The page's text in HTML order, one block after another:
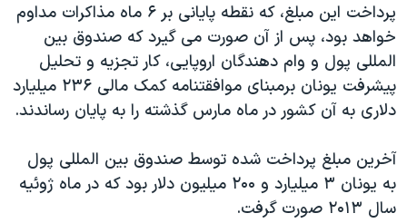
تریبونال مردمی آبان ۹۸
دادگاه حمید نوری
چهل سال گروگان‌گیری
قانون شفافیت دارائی کادر رهبری ایران
اسرائیل در جنگ
نرگس محمدی برنده جایزه نوبل صلح
پرداخت اين مبلغ، که نقطه پايانی بر ۶ ماه مذاکرات مداوم
خواهد بود، پس از آن صورت می گيرد که صندوق بین
المللی پول و وام دهندگان اروپایی، کار تجزيه و تحليل
پیشرفت یونان برمبنای موافقتنامه کمک مالی ۲۳۶ میلیارد
دلاری به آن کشور در ماه مارس گذشته را به پایان رساندند.
آخرین مبلغ پرداخت شده توسط صندوق بین المللی پول
به یونان ۳ میلیارد و ۲۰۰ ميليون دلار بود که در ماه ژوئیه
سال ۲۰۱۳ صورت گرفت.